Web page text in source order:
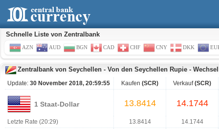
Schnelle Liste von Zentralbank
AZN AUD BGN CAD CHF CNY DKK
Zentralbank von Seychellen - Von den Seychellen Rupie -
Update: 30 November 2018, 20:59:55 Kaufen (SCR) Verkauf(SCR)
1 Staat-Dollar 13.8414 14.1744
Letzte Rate (20:29) 13.8414 14.1744